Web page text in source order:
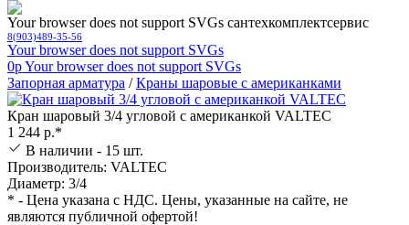
Your browser does not support SVGs сантехкомплектсервис
8(903)489-35-56
Your browser does not support SVGs
0pYour browser does not support SVGs
Запорная арматура /Краны шаровые с американками
Кран шаровый 3/4 угловой с американкой VALTEC
1 244 р.*
В наличии - 15 шт.
Производитель: VALTEC
Диаметр: 3/4
* - Цена указана с НДС. Цены, указанные на сайте, не
являются публичной офертой!